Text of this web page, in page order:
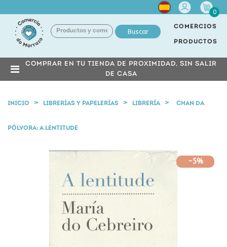
Cuenta
0
Buscar
COMERCIOS
PRODUCTOS
COMPRAR EN TU TIENDA DE PROXIMIDAD, SIN SALIR
DE CASA
INICIO LIBRERÍAS Y PAPELERÍAS LIBRERÍA CHAN DA
PÓLVORA: A LENTITUDE
-5%